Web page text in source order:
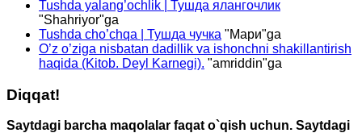
Tushda yalang’ochlik | Тушда ялангочлик
"Shahriyor"ga
Tushda cho’chqa | Тушда чучка "Мари"ga
O’z o’ziga nisbatan dadillik va ishonchni shakillantirish
haqida (Kitob. Deyl Karnegi). "amriddin"ga
Diqqat!
Saytdagi barcha maqolalar faqat o`qish uchun. Saytdagi